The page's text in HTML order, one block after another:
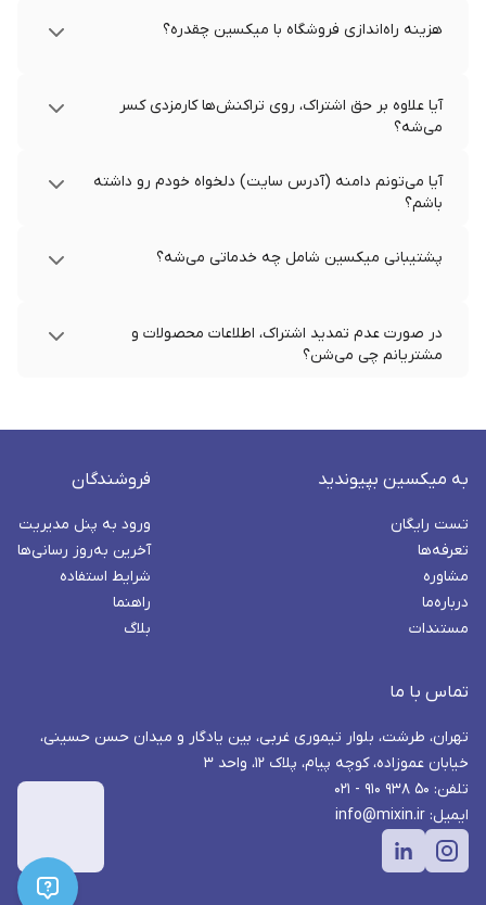
هزینه راه‌اندازی فروشگاه با میکسین چقدره؟
آیا علاوه بر حق اشتراک، روی تراکنش‌ها کارمزدی کسر
می‌شه؟
آیا می‌تونم دامنه (آدرس سایت) دلخواه خودم رو داشته
باشم؟
پشتیبانی میکسین شامل چه خدماتی می‌شه؟
در صورت عدم تمدید اشتراک، اطلاعات محصولات و
مشتریانم چی می‌شن؟
به میکسین بپیوندید
تست رایگان
تعرفه‌ها
مشاوره
درباره‌ما
مستندات
فروشندگان
ورود به پنل مدیریت
آخرین به‌روز رسانی‌ها
شرایط استفاده
راهنما
بلاگ
تماس با ما
تهران، طرشت، بلوار تیموری غربی، بین یادگار و میدان حسن حسینی،
خیابان عموزاده، کوچه پیام، پلاک ۱۲، واحد ۳
تلفن: ۵۰ ۹۳۸ ۹۱۰ - ۰۲۱
ایمیل: info@mixin.ir